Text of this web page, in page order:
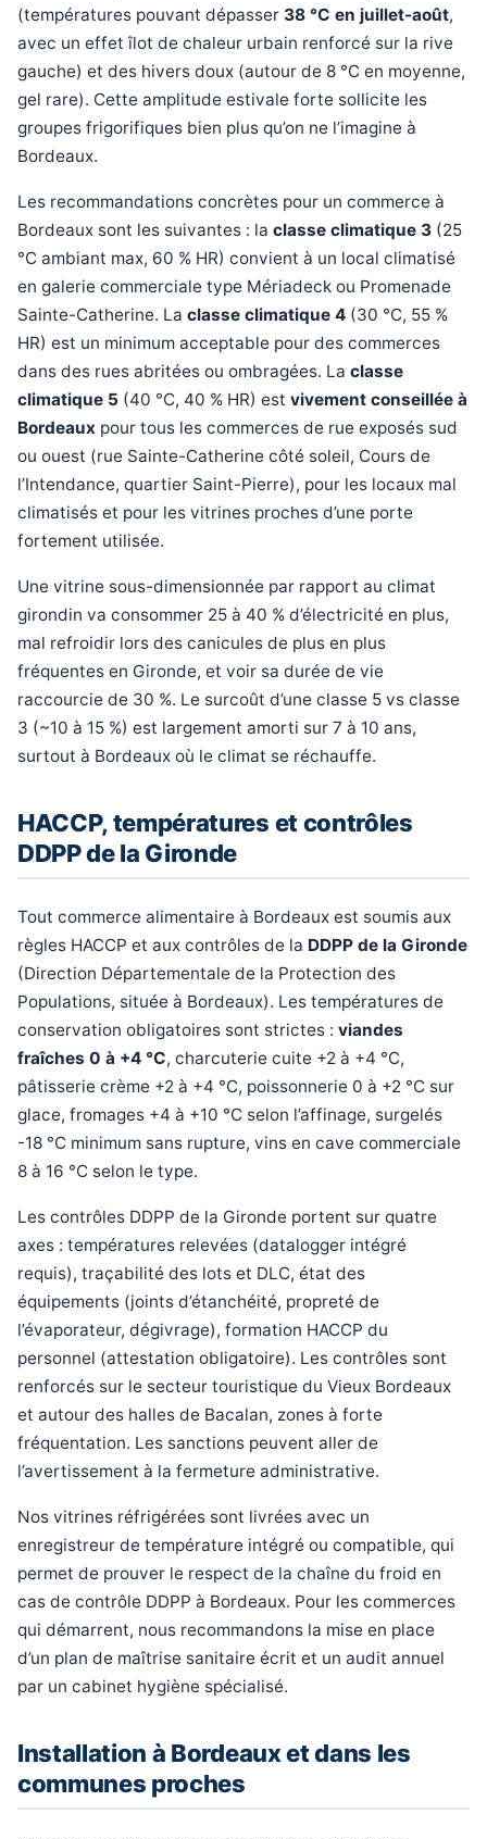
(températures pouvant dépasser 38 °C en juillet-août,
avec un effet îlot de chaleur urbain renforcé sur la rive
gauche) et des hivers doux (autour de 8 °C en moyenne,
gel rare). Cette amplitude estivale forte sollicite les
groupes frigorifiques bien plus qu’on ne l’imagine à
Bordeaux.
Les recommandations concrètes pour un commerce à
Bordeaux sont les suivantes : la classe climatique 3 (25
°C ambiant max, 60 % HR) convient à un local climatisé
en galerie commerciale type Mériadeck ou Promenade
Sainte-Catherine. La classe climatique 4 (30 °C, 55 %
HR) est un minimum acceptable pour des commerces
dans des rues abritées ou ombragées. La classe
climatique 5 (40 °C, 40 % HR) est vivement conseillée à
Bordeaux pour tous les commerces de rue exposés sud
ou ouest (rue Sainte-Catherine côté soleil, Cours de
l’Intendance, quartier Saint-Pierre), pour les locaux mal
climatisés et pour les vitrines proches d’une porte
fortement utilisée.
Une vitrine sous-dimensionnée par rapport au climat
girondin va consommer 25 à 40 % d’électricité en plus,
mal refroidir lors des canicules de plus en plus
fréquentes en Gironde, et voir sa durée de vie
raccourcie de 30 %. Le surcoût d’une classe 5 vs classe
3 (~10 à 15 %) est largement amorti sur 7 à 10 ans,
surtout à Bordeaux où le climat se réchauffe.
HACCP, températures et contrôles
DDPP de la Gironde
Tout commerce alimentaire à Bordeaux est soumis aux
règles HACCP et aux contrôles de la DDPP de la Gironde
(Direction Départementale de la Protection des
Populations, située à Bordeaux). Les températures de
conservation obligatoires sont strictes : viandes
fraîches 0 à +4 °C, charcuterie cuite +2 à +4 °C,
pâtisserie crème +2 à +4 °C, poissonnerie 0 à +2 °C sur
glace, fromages +4 à +10 °C selon l’affinage, surgelés
-18 °C minimum sans rupture, vins en cave commerciale
8 à 16 °C selon le type.
Les contrôles DDPP de la Gironde portent sur quatre
axes : températures relevées (datalogger intégré
requis), traçabilité des lots et DLC, état des
équipements (joints d’étanchéité, propreté de
l’évaporateur, dégivrage), formation HACCP du
personnel (attestation obligatoire). Les contrôles sont
renforcés sur le secteur touristique du Vieux Bordeaux
et autour des halles de Bacalan, zones à forte
fréquentation. Les sanctions peuvent aller de
l’avertissement à la fermeture administrative.
Nos vitrines réfrigérées sont livrées avec un
enregistreur de température intégré ou compatible, qui
permet de prouver le respect de la chaîne du froid en
cas de contrôle DDPP à Bordeaux. Pour les commerces
qui démarrent, nous recommandons la mise en place
d’un plan de maîtrise sanitaire écrit et un audit annuel
par un cabinet hygiène spécialisé.
Installation à Bordeaux et dans les
communes proches